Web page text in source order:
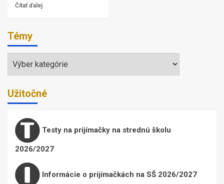
Čítať ďalej
Témy
Témy
Užitočné
Testy na prijímačky na strednú školu
2026/2027
Informácie o prijímačkách na SŠ 2026/2027